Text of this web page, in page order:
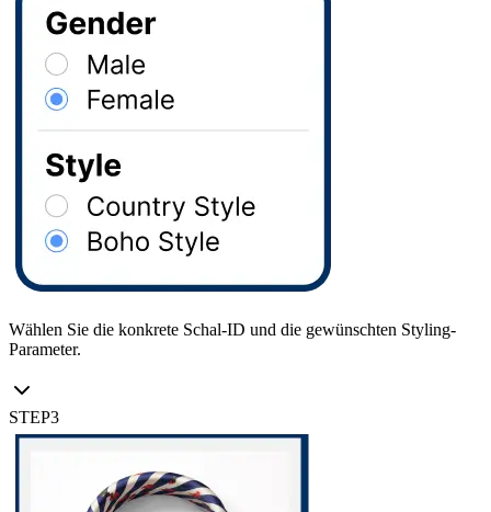
Wählen Sie die konkrete Schal-ID und die gewünschten Styling-
Parameter.
STEP3